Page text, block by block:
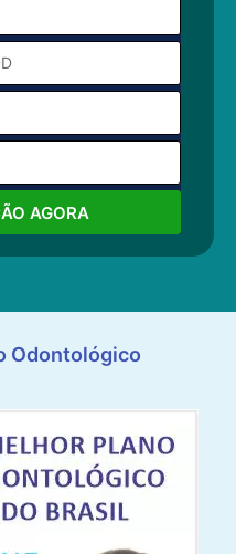
AGORA
Odontológico